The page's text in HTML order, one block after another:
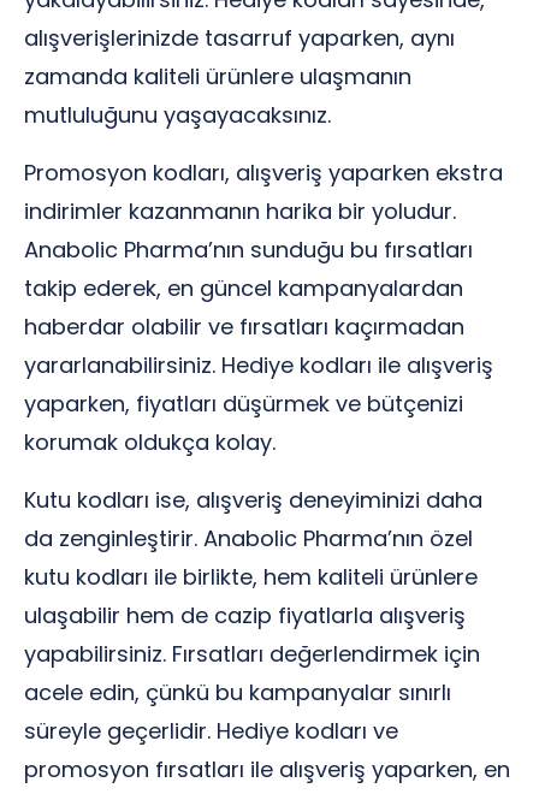
alışverişlerinizde tasarruf yaparken, aynı
zamanda kaliteli ürünlere ulaşmanın
mutluluğunu yaşayacaksınız.
Promosyon kodları, alışveriş yaparken ekstra
indirimler kazanmanın harika bir yoludur.
Anabolic Pharma’nın sunduğu bu fırsatları
takip ederek, en güncel kampanyalardan
haberdar olabilir ve fırsatları kaçırmadan
yararlanabilirsiniz. Hediye kodları ile alışveriş
yaparken, fiyatları düşürmek ve bütçenizi
korumak oldukça kolay.
Kutu kodları ise, alışveriş deneyiminizi daha
da zenginleştirir. Anabolic Pharma’nın özel
kutu kodları ile birlikte, hem kaliteli ürünlere
ulaşabilir hem de cazip fiyatlarla alışveriş
yapabilirsiniz. Fırsatları değerlendirmek için
acele edin, çünkü bu kampanyalar sınırlı
süreyle geçerlidir. Hediye kodları ve
promosyon fırsatları ile alışveriş yaparken, en